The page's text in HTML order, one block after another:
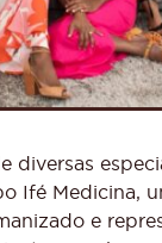
diversas
Ifé Medicina,
e